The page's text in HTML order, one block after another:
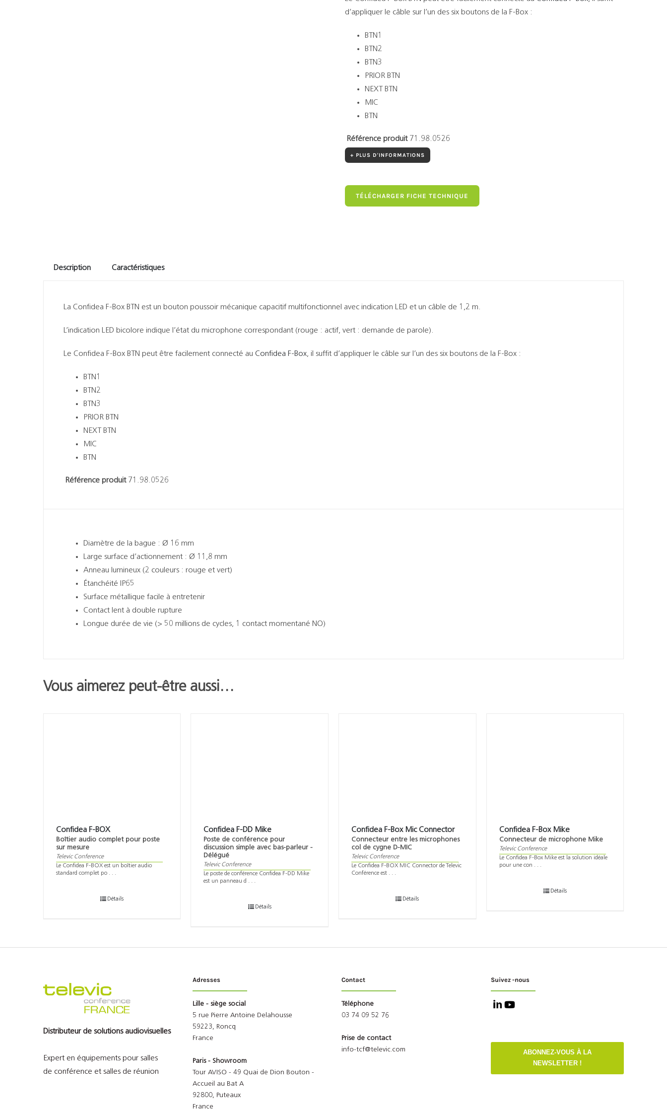
d’appliquer le câble sur l’un des six boutons de la F-Box :
BTN1
BTN2
BTN3
PRIOR BTN
NEXT BTN
MIC
BTN
Référence produit 71.98.0526
+ PLUS D'INFORMATIONS
TÉLÉCHARGER FICHE TECHNIQUE
Description Caractéristiques
La Confidea F-Box BTN est un bouton poussoir mécanique capacitif multifonctionnel avec indication LED et un câble de 1,2 m.
L’indication LED bicolore indique l’état du microphone correspondant (rouge : actif, vert : demande de parole).
Le Confidea F-Box BTN peut être facilement connecté au Confidea F-Box, il suffit d’appliquer le câble sur l’un des six boutons de la F-Box :
BTN1
BTN2
BTN3
PRIOR BTN
NEXT BTN
MIC
BTN
Référence produit 71.98.0526
Diamètre de la bague : Ø 16 mm
Large surface d’actionnement : Ø 11,8 mm
Anneau lumineux (2 couleurs : rouge et vert)
Étanchéité IP65
Surface métallique facile à entretenir
Contact lent à double rupture
Longue durée de vie (> 50 millions de cycles, 1 contact momentané NO)
Vous aimerez peut-être aussi…
Confidea F-BOX
Boîtier audio complet pour poste
sur mesure
Televic Conference
Le Confidea F-BOX est un boîtier audio
standard complet po . . .
Détails
Confidea F-DD Mike
Poste de conférence pour
discussion simple avec bas-parleur -
Délégué
Televic Conference
Le poste de conférence Confidea F-DD Mike
est un panneau d . . .
Détails
Confidea F-Box Mic Connector
Connecteur entre les microphones
col de cygne D-MIC
Televic Conference
Le Confidea F-BOX MIC Connector de Televic
Conférence est . . .
Détails
Confidea F-Box Mike
Connecteur de microphone Mike
Televic Conference
Le Confidea F-Box Mike est la solution idéale
pour une con . . .
Détails
Distributeur de solutions audiovisuelles
Expert en équipements pour salles
de conférence et salles de réunion
Adresses
Lille - siège social
5 rue Pierre Antoine Delahousse
59223, Roncq
France
Paris - Showroom
Tour AVISO - 49 Quai de Dion Bouton -
Accueil au Bat A
92800, Puteaux
France
Contact
Téléphone
03 74 09 52 76
Prise de contact
info-tcf@televic.com
Suivez -nous
ABONNEZ-VOUS À LA
NEWSLETTER !